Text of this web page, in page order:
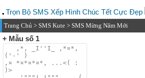
Trọn Bộ SMS Xếp Hình Chúc Tết Cực Đẹp
Trang Chủ > SMS Kute > SMS Mừng Năm Mới
+ Mẫu số 1